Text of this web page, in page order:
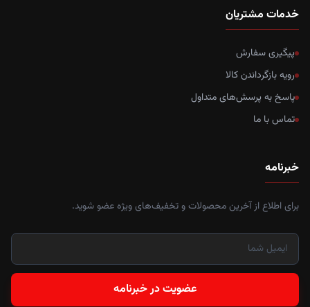
خدمات مشتریان
پیگیری سفارش
رویه بازگرداندن کالا
پاسخ به پرسش‌های متداول
تماس با ما
خبرنامه
برای اطلاع از آخرین محصولات و تخفیف‌های ویژه عضو شوید.
عضویت در خبرنامه